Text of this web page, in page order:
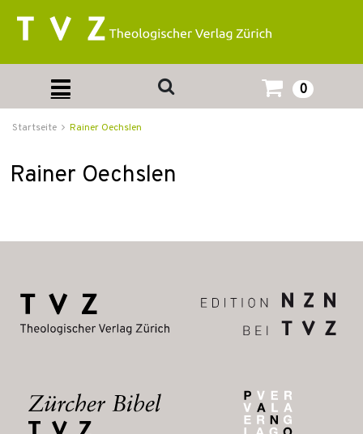
0
Startseite Rainer Oechslen
Rainer Oechslen